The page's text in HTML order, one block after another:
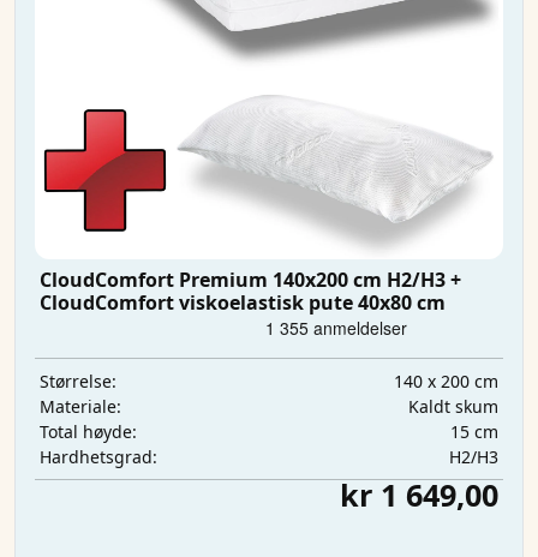
CloudComfort Premium 140x200 cm H2/H3 +
CloudComfort viskoelastisk pute 40x80 cm
Størrelse:
140 x 200 cm
Materiale:
Kaldt skum
Total høyde:
15 cm
Hardhetsgrad:
H2/H3
kr 1 649,00